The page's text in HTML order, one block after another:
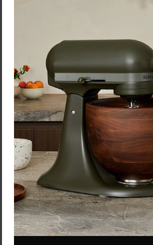
Victorinox SwissClassic
Kuchársky nôž 19 cm
Cena: 35,00 €s DPH
Skladom 3 ks
Vložiť do košíka